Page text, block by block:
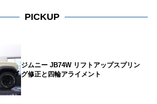
PICKUP
ジムニー JB74W リフトアップスプリン
グ修正と四輪アライメント